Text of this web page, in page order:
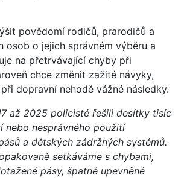
povědomí rodičů, prarodičů a
osob o jejich správném výběru a
na přetrvávající chyby při
chce změnit zažité návyky,
dopravní nehodě vážné následky.
až 2025 policisté řešili desítky tisíc
nebo nesprávného použití
a dětských zádržných systémů.
setkáváme s chybami,
pásy, špatně upevněné